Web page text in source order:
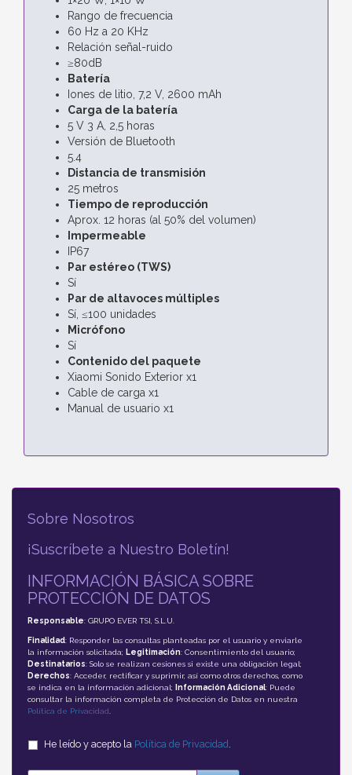
Rango de frecuencia
60 Hz a 20 KHz
Relación señal-ruido
≥80dB
Batería
Iones de litio, 7,2 V, 2600 mAh
Carga de la batería
5 V 3 A, 2,5 horas
Versión de Bluetooth
5.4
Distancia de transmisión
25 metros
Tiempo de reproducción
Aprox. 12 horas (al 50% del volumen)
Impermeable
IP67
Par estéreo (TWS)
Sí
Par de altavoces múltiples
Sí, ≤100 unidades
Micrófono
Sí
Contenido del paquete
Xiaomi Sonido Exterior x1
Cable de carga x1
Manual de usuario x1
Sobre Nosotros
¡Suscríbete a Nuestro Boletín!
INFORMACIÓN BÁSICA SOBRE
PROTECCIÓN DE DATOS
Responsable: GRUPO EVER TSI, S.L.U.
Finalidad: Responder las consultas planteadas por el usuario y enviarle
la información solicitada; Legitimación: Consentimiento del usuario;
Destinatarios: Solo se realizan cesiones si existe una obligación legal;
Derechos: Acceder, rectificar y suprimir, así como otros derechos, como
se indica en la información adicional;
Información Adicional: Puede
consultar la información completa de Protección de Datos en nuestra
Política de Privacidad
He leído y acepto la Política de Privacidad